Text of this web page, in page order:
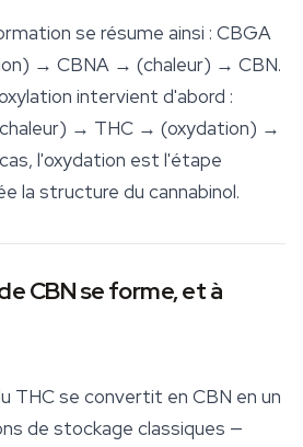
se résume ainsi : CBGA
→ CBNA → (chaleur) → CBN.
intervient d'abord :
→ THC → (oxydation) →
l'oxydation est l'étape
la structure du cannabinol.
CBN se forme, et à
THC se convertit en CBN en un
de stockage classiques —